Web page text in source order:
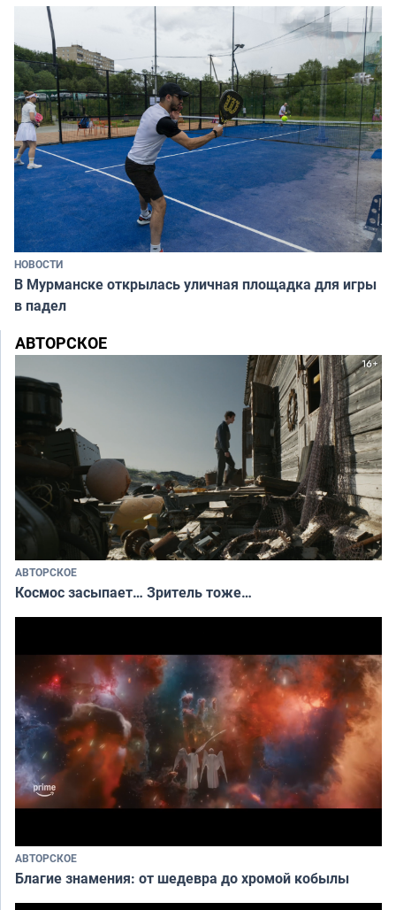
НОВОСТИ
В Мурманске открылась уличная площадка для игры
в падел
АВТОРСКОЕ
АВТОРСКОЕ
Космос засыпает… Зритель тоже…
АВТОРСКОЕ
Благие знамения: от шедевра до хромой кобылы